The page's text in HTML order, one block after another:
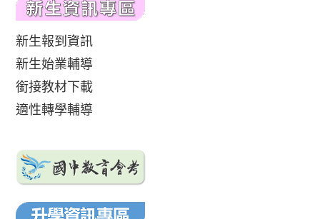
新生報到資訊
新生始業輔導
銜接教材下載
適性轉學輔導